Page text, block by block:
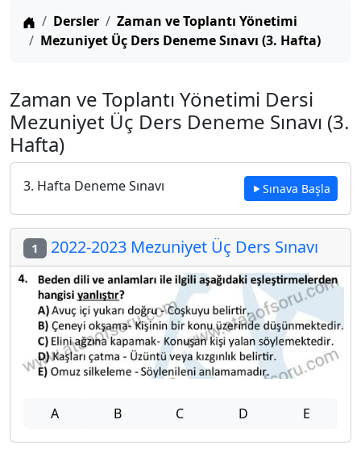
Anasayfa
Dersler
Zaman ve Toplantı Yönetimi
Mezuniyet Üç Ders Deneme Sınavı (3. Hafta)
Zaman ve Toplantı Yönetimi Dersi
Mezuniyet Üç Ders Deneme Sınavı (3.
Hafta)
3. Hafta Deneme Sınavı Sınava Başla
1 2022-2023 Mezuniyet Üç Ders Sınavı
A B C D E